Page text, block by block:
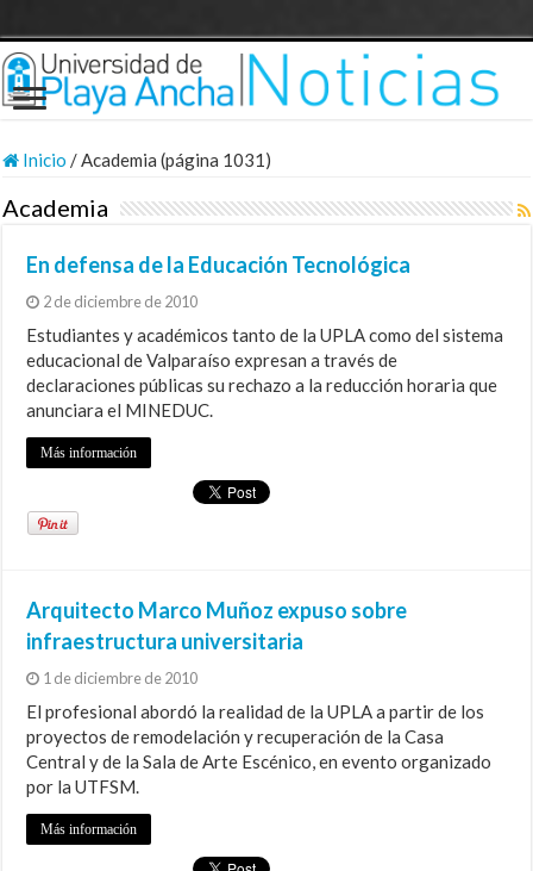
Inicio /Academia (página 1031)
Academia
En defensa de la Educación Tecnológica
2 de diciembre de 2010
Estudiantes y académicos tanto de la UPLA como del sistema
educacional de Valparaíso expresan a través de
declaraciones públicas su rechazo a la reducción horaria que
anunciara el MINEDUC.
Más información
Arquitecto Marco Muñoz expuso sobre
infraestructura universitaria
1 de diciembre de 2010
El profesional abordó la realidad de la UPLA a partir de los
proyectos de remodelación y recuperación de la Casa
Central y de la Sala de Arte Escénico, en evento organizado
por la UTFSM.
Más información